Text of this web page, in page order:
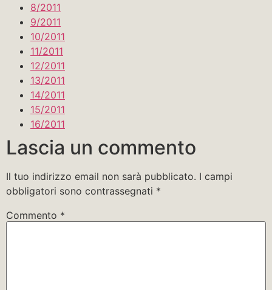
8/2011
9/2011
10/2011
11/2011
12/2011
13/2011
14/2011
15/2011
16/2011
Lascia un commento
Il tuo indirizzo email non sarà pubblicato. I campi
obbligatori sono contrassegnati *
Commento *